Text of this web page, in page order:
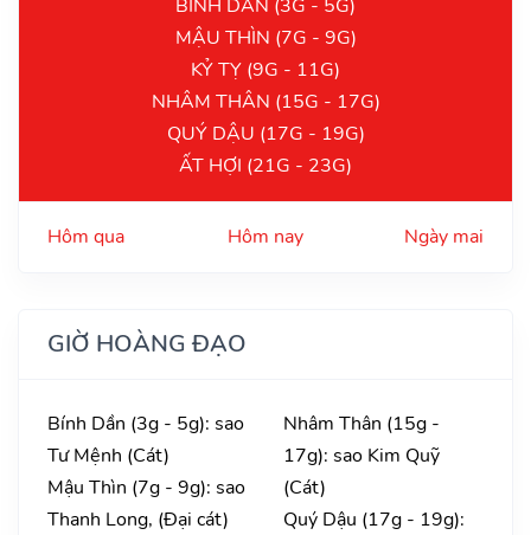
BÍNH DẦN (3G - 5G)
MẬU THÌN (7G - 9G)
KỶ TỴ (9G - 11G)
NHÂM THÂN (15G - 17G)
QUÝ DẬU (17G - 19G)
ẤT HỢI (21G - 23G)
Hôm qua Hôm nay Ngày mai
GIỜ HOÀNG ĐẠO
Bính Dần (3g - 5g): sao
Tư Mệnh (Cát)
Mậu Thìn (7g - 9g): sao
Thanh Long, (Đại cát)
Nhâm Thân (15g -
17g): sao Kim Quỹ
(Cát)
Quý Dậu (17g - 19g):